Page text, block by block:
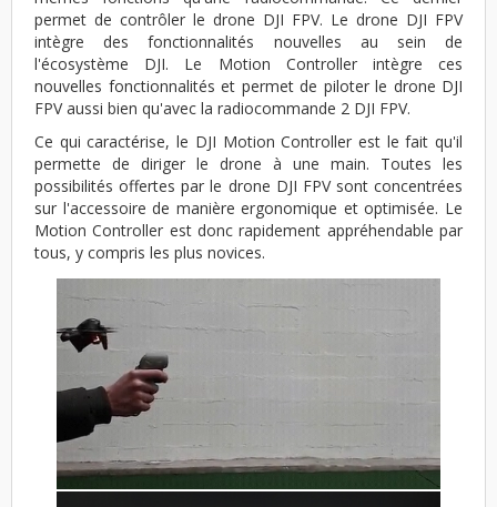
permet de contrôler le drone DJI FPV. Le drone DJI FPV
intègre des fonctionnalités nouvelles au sein de
l'écosystème DJI. Le Motion Controller intègre ces
nouvelles fonctionnalités et permet de piloter le drone DJI
FPV aussi bien qu'avec la radiocommande 2 DJI FPV.
Ce qui caractérise, le DJI Motion Controller est le fait qu'il
permette de diriger le drone à une main. Toutes les
possibilités offertes par le drone DJI FPV sont concentrées
sur l'accessoire de manière ergonomique et optimisée. Le
Motion Controller est donc rapidement appréhendable par
tous, y compris les plus novices.